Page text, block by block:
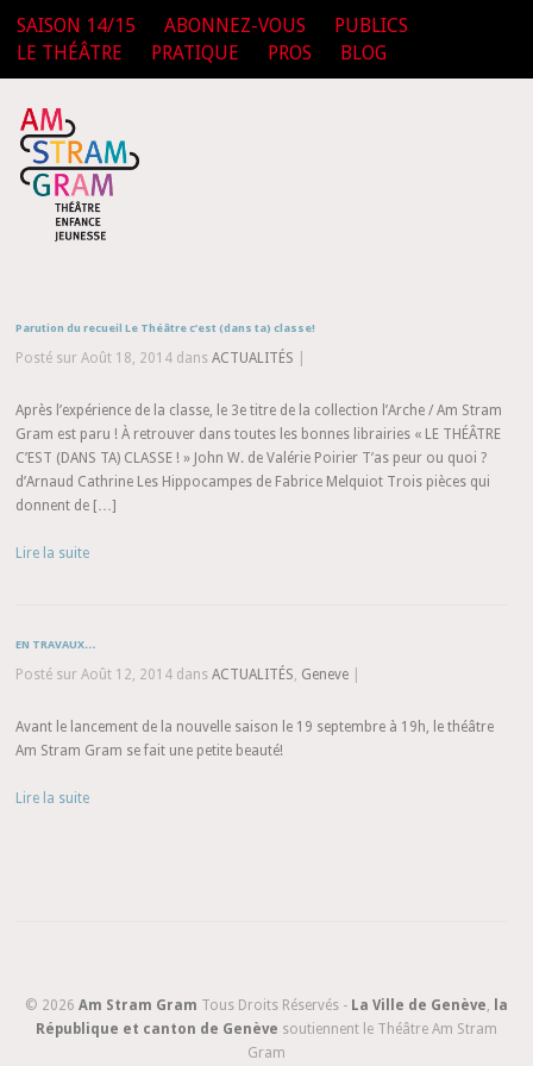
SAISON 14/15 ABONNEZ-VOUS
PUBLICS
LE THÉÂTRE
PRATIQUE PROS BLOG
Parution du recueil Le Théâtre c’est (dans ta) classe!
Posté sur Août 18, 2014 dansACTUALITÉS
Après l’expérience de la classe, le 3e titre de la collection l’Arche / Am Stram
Gram est paru ! À retrouver dans toutes les bonnes librairies « LE THÉÂTRE
C’EST (DANS TA) CLASSE ! » John W. de Valérie Poirier T’as peur ou quoi ?
d’Arnaud Cathrine Les Hippocampes de Fabrice Melquiot Trois pièces qui
donnent de […]
Lire la suite
EN TRAVAUX…
Posté sur Août 12, 2014 dansACTUALITÉS, Geneve
Avant le lancement de la nouvelle saison le 19 septembre à 19h, le théâtre
Am Stram Gram se fait une petite beauté!
Lire la suite
© 2026 Am Stram Gram Tous Droits Réservés - La Ville de Genève,
la
République et canton de Genève soutiennent le Théâtre Am Stram
Gram